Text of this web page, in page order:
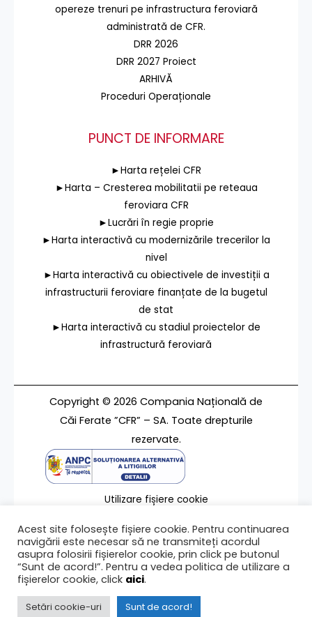
opereze trenuri pe infrastructura feroviară
administrată de CFR.
DRR 2026
DRR 2027 Proiect
ARHIVĂ
Proceduri Operaționale
PUNCT DE INFORMARE
►Harta rețelei CFR
►Harta – Cresterea mobilitatii pe reteaua
feroviara CFR
►Lucrări în regie proprie
►Harta interactivă cu modernizările trecerilor la
nivel
►Harta interactivă cu obiectivele de investiții a
infrastructurii feroviare finanțate de la bugetul
de stat
►Harta interactivă cu stadiul proiectelor de
infrastructură feroviară
Copyright © 2026 Compania Națională de
Căi Ferate ”CFR” – SA. Toate drepturile
rezervate.
Utilizare fișiere cookie
Contact
Ultima modificare a paginii 14/10/2015
Acest site folosește fișiere cookie. Pentru continuarea
navigării este necesar să ne transmiteți acordul
asupra folosirii fișierelor cookie, prin click pe butonul
“Sunt de acord!”. Pentru a vedea politica de utilizare a
fișierelor cookie, click aici.
Setări cookie-uri Sunt de acord!